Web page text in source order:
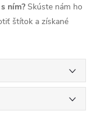
ním?Skúste nám ho
štítok a získané